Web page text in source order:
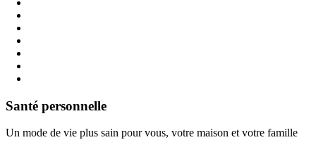
Santé personnelle
Un mode de vie plus sain pour vous, votre maison et votre famille